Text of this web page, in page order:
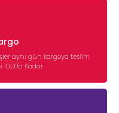
aynı gün kargoya teslim
Kadar